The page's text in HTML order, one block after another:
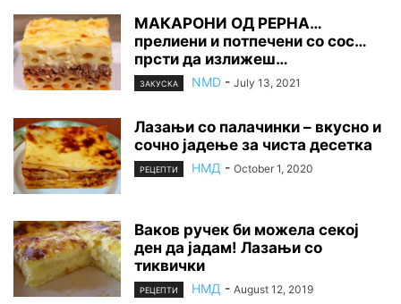
МАКАРОНИ ОД РЕРНА…
прелиени и потпечени со сос…
прсти да излижеш…
ЗАКУСКА NMD - July 13, 2021
Лазањи со палачинки – вкусно и
сочно јадење за чиста десетка
РЕЦЕПТИ НМД - October 1, 2020
Ваков ручек би можела секој
ден да јадам! Лазањи со
тиквички
РЕЦЕПТИ НМД - August 12, 2019